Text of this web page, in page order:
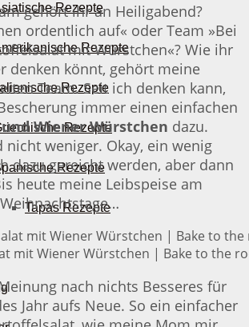
Rezepte
Rezepte
Rezepte
Rezepte
Rezepte
Tapas Rezepte
gehört ihr an Heiligabend?
ordentlich auf« oder Team »Bei
mit Würstchen«? Wie ihr
denken könnt, gehört meine
Team. Seit ich denken kann,
immer einen einfachen
Wiener Würstchen dazu.
weniger. Okay, ein wenig
dazu gereicht werden, aber dann
heute meine Leibspeise am
mit Wiener Würstchen | Bake to the
nach nichts Besseres für
Jahr aufs Neue. So ein einfacher